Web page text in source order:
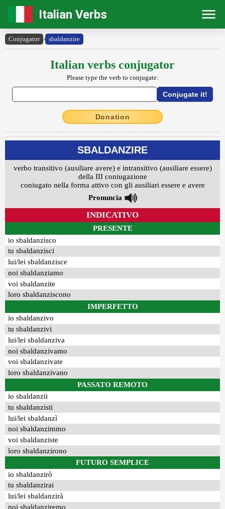
Italian Verbs
Conjugator › sbaldanzire
Italian verbs conjugator
Please type the verb to conjugate:
Donation
SBALDANZIRE
verbo transitivo (ausiliare avere) e intransitivo (ausiliare essere)
della III coniugazione
coniugato nella forma attivo con gli ausiliari essere e avere
Pronuncia
INDICATIVO
PRESENTE
io sbaldanzisco
tu sbaldanzisci
lui/lei sbaldanzisce
noi sbaldanziamo
voi sbaldanzite
loro sbaldanziscono
IMPERFETTO
io sbaldanzivo
tu sbaldanzivi
lui/lei sbaldanziva
noi sbaldanzivamo
voi sbaldanzivate
loro sbaldanzivano
PASSATO REMOTO
io sbaldanzii
tu sbaldanzisti
lui/lei sbaldanzì
noi sbaldanzimmo
voi sbaldanziste
loro sbaldanzirono
FUTURO SEMPLICE
io sbaldanzirò
tu sbaldanzirai
lui/lei sbaldanzirà
noi sbaldanziremo